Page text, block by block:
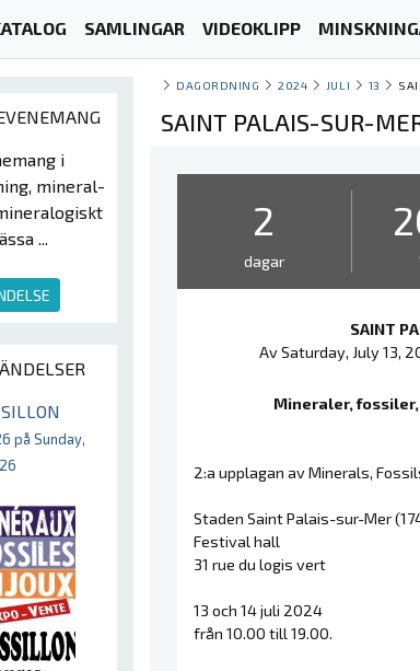
SAMLINGAR VIDEOKLIPP
i
mineral-
...
på Sunday,
DAGORDNING 2024 JULI 13
SAINT PALAIS-SUR-
2
dagar
SAINT
Av Saturday, July 13,
Mineraler,
2:a upplagan av Minerals,
Staden Saint Palais-sur-Mer
Festival hall
31 rue du logis vert
13 och 14 juli 2024
från 10.00 till 19.00.